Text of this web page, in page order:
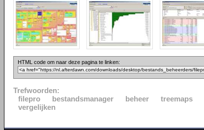
HTML code om naar deze pagina te linken:
Trefwoorden:
filepro
bestandsmanager beheer treemaps
vergelijken